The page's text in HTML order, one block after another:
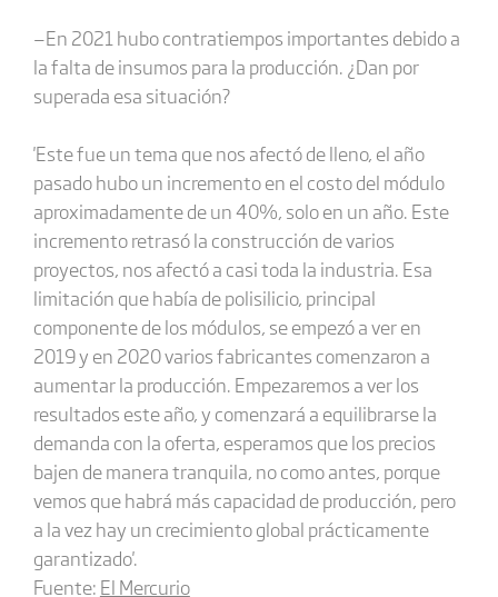
—En 2021 hubo contratiempos importantes debido a
la falta de insumos para la producción. ¿Dan por
superada esa situación?
'Este fue un tema que nos afectó de lleno, el año
pasado hubo un incremento en el costo del módulo
aproximadamente de un 40%, solo en un año. Este
incremento retrasó la construcción de varios
proyectos, nos afectó a casi toda la industria. Esa
limitación que había de polisilicio, principal
componente de los módulos, se empezó a ver en
2019 y en 2020 varios fabricantes comenzaron a
aumentar la producción. Empezaremos a ver los
resultados este año, y comenzará a equilibrarse la
demanda con la oferta, esperamos que los precios
bajen de manera tranquila, no como antes, porque
vemos que habrá más capacidad de producción, pero
a la vez hay un crecimiento global prácticamente
garantizado'.
Fuente: El Mercurio